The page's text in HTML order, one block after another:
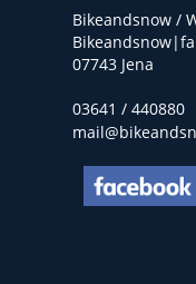
Bikeandsnow /
07743 Jena
03641 / 440880